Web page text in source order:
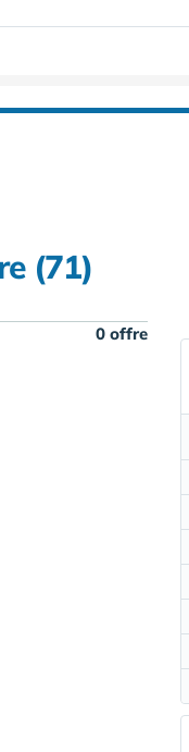
(71)
0 offre